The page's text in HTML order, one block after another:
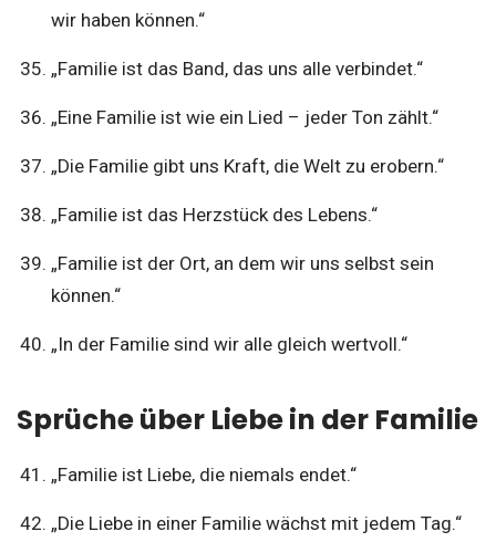
wir haben können.“
„Familie ist das Band, das uns alle verbindet.“
„Eine Familie ist wie ein Lied – jeder Ton zählt.“
„Die Familie gibt uns Kraft, die Welt zu erobern.“
„Familie ist das Herzstück des Lebens.“
„Familie ist der Ort, an dem wir uns selbst sein
können.“
„In der Familie sind wir alle gleich wertvoll.“
Sprüche über Liebe in der Familie
„Familie ist Liebe, die niemals endet.“
„Die Liebe in einer Familie wächst mit jedem Tag.“